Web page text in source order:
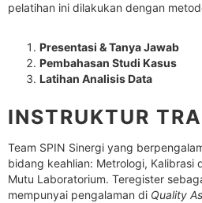
pelatihan ini dilakukan dengan
Presentasi & Tanya Jawab
Pembahasan Studi Kasus
Latihan Analisis Data
INSTRUKTUR
Team SPIN Sinergi yang
bidang keahlian: Metrologi, Kalibrasi
Mutu Laboratorium. Teregister
mempunyai pengalaman di Quality